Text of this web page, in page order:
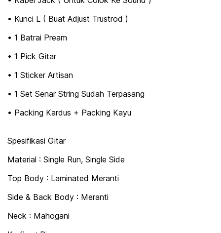
• Kunci L ( Buat Adjust Trustrod )
• 1 Batrai Pream
• 1 Pick Gitar
• 1 Sticker Artisan
• 1 Set Senar String Sudah Terpasang
• Packing Kardus + Packing Kayu
Spesifikasi Gitar
Material : Single Run, Single Side
Top Body : Laminated Meranti
Side & Back Body : Meranti
Neck : Mahogani